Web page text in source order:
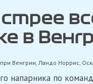
в
Венгрии, Ландо Норрис,
напарника по